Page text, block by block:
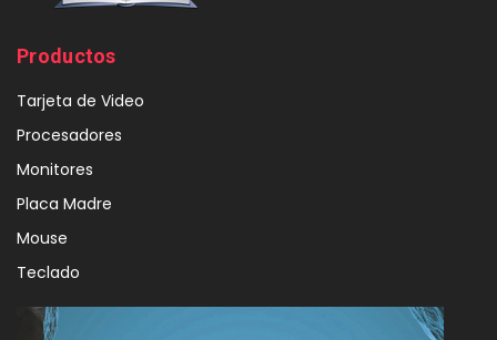
Productos
Tarjeta de Video
Procesadores
Monitores
Placa Madre
Mouse
Teclado